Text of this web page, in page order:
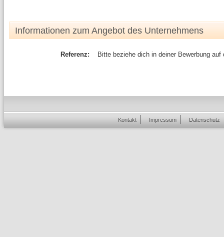
Informationen zum Angebot des Unternehmens
Referenz: Bitte beziehe dich in deiner Bewerbung auf
Kontakt Impressum Datenschutz